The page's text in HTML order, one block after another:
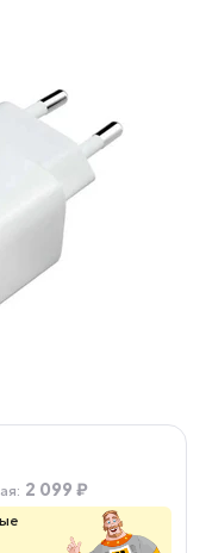
: 2 099 ₽